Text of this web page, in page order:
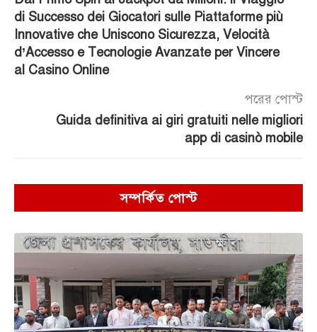
di Successo dei Giocatori sulle Piattaforme più
Innovative che Uniscono Sicurezza, Velocità
d’Accesso e Tecnologie Avanzate per Vincere
al Casino Online
পরের পোস্ট
Guida definitiva ai giri gratuiti nelle migliori
app di casinò mobile
সম্পর্কিত পোস্ট